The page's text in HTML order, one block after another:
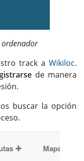
ordenador
track a Wikiloc.
de manera
buscar la opción